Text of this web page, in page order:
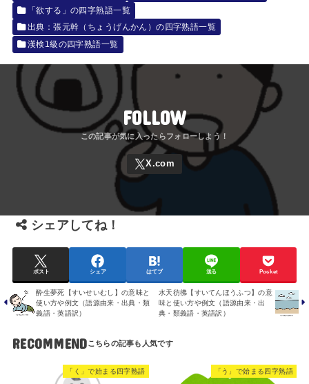
「欲する」の四字熟語一覧
出典：張元幹（ちょうげんかん）の四字熟語一覧
漢検1級の四字熟語一覧
FOLLOW
シェアしてね！
ポスト シェア はてブ 送る Pocket
酔生夢死【すいせいむし】の意味と
使い方や例文（語源由来・出典・類
義語・英語訳）
水天彷彿【すいてんほうふつ】の意
味と使い方や例文（語源由来・出
典・類義語・英語訳）
RECOMMEND
「く」で始まる四字熟語 「う」で始まる四字熟語